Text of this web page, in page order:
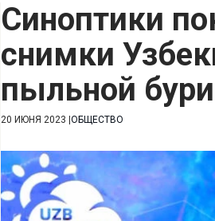
Синоптики
снимки
пыльной бури
20 ИЮНЯ 2023 ОБЩЕСТВО